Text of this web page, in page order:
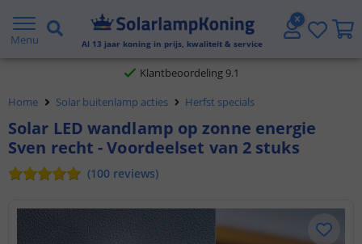
Menu Al 13 jaar koning in prijs, kwaliteit & service
Klantbeoordeling 9.1
morgen in huis
Home
Solar buitenlamp acties Herfst specials
Solar LED wandlamp op zonne energie
Sven recht - Voordeelset van 2 stuks
(100 reviews)